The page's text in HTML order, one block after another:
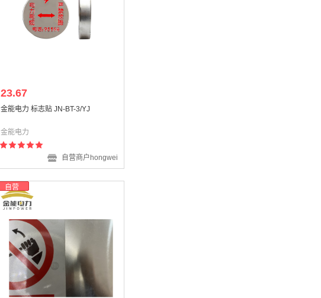
23.67
金能电力 标志贴 JN-BT-3/YJ
金能电力
自营商户hongwei
自营